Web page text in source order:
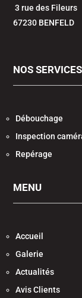
3 rue des Fileurs
67230 BENFELD
NOS SERVICES
Débouchage
Inspection
Repérage
MENU
Accueil
Galerie
Actualités
Avis Clients